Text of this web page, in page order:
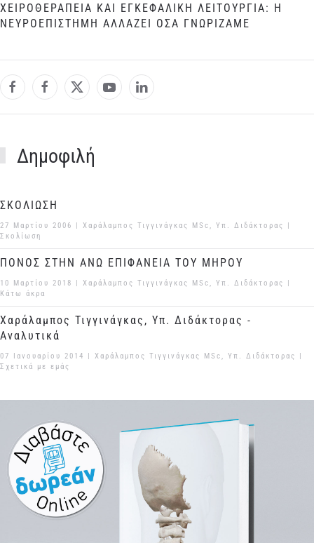
ΧΕΙΡΟΘΕΡΑΠΕΙΑ ΚΑΙ ΕΓΚΕΦΑΛΙΚΗ ΛΕΙΤΟΥΡΓΙΑ: Η
ΝΕΥΡΟΕΠΙΣΤΗΜΗ ΑΛΛΑΖΕΙ ΟΣΑ ΓΝΩΡΙΖΑΜΕ
Δημοφιλή
ΣΚΟΛΙΩΣΗ
27 Μαρτίου 2006
| Χαράλαμπος Τιγγινάγκας MSc, Υπ. Διδάκτορας |
Σκολίωση
ΠΟΝΟΣ ΣΤΗΝ ΑΝΩ ΕΠΙΦΑΝΕΙΑ ΤΟΥ ΜΗΡΟΥ
10 Μαρτίου 2018
| Χαράλαμπος Τιγγινάγκας MSc, Υπ. Διδάκτορας |
Κάτω άκρα
Χαράλαμπος Τιγγινάγκας, Υπ. Διδάκτορας -
Αναλυτικά
07 Ιανουαρίου 2014
| Χαράλαμπος Τιγγινάγκας MSc, Υπ. Διδάκτορας |
Σχετικά με εμάς